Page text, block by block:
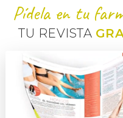
Pídela en tu
TU REVISTA